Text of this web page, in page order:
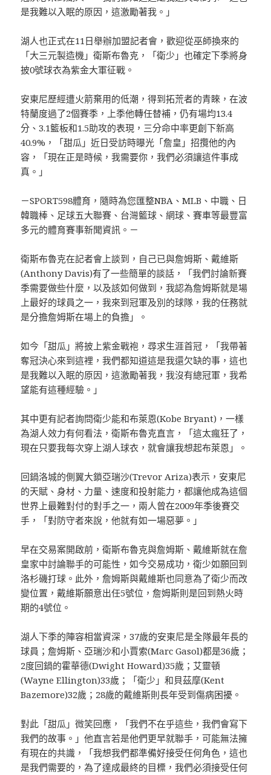
是我難以入眠的原因，這激勵著我。」
湖人也正式在11日舉辦加盟記者會，歡迎從巫師換來的
「大三元製造機」衛斯布魯克，「衛少」也確定下季將身
披0號球衣為紫金大軍征戰。
安東尼歷經遭火箭棄用的低潮，得到拓荒者的青睞，在波
特蘭度過了2個賽季，上季他轉任替補，仍有場均13.4
分、3.1籃板和1.5助攻的表現，三分命中率更創下新高
40.9%，「甜瓜」近日受訪時曝光「詹皇」招攬他的內
容，「現在正是時候，我需要你，我們必須讓這件事成
真。」
－SPORT598體育，隨時為您匯整NBA、MLB、中職、日
韓職棒、足球五大聯賽、台灣籃球、網球、賽車等最豐富
多元的體育賽事新聞資訊。－
衛斯布魯克在記者會上談到，自己已與詹姆斯、戴維斯
(Anthony Davis)有了一些簡單的談話，「我們討論新賽
季需要做些什麼，以及該如何做到，我認為詹姆斯就是場
上最好的球員之一，我來到冠軍及別的球隊，我的任務就
是分擔詹姆斯在場上的負擔」。
如今「甜瓜」將披上紫金戰袍，尋求生涯首冠，「我帶著
奪冠決心來到這裡，我們都知道這是我還欠缺的事，這也
是我難以入眠的原因，這激勵著我，我沒有總冠軍，我希
望能有這種經驗。」
其中更有記者詢問衛少能和布萊恩(Kobe Bryant)，一樣
為湖人效力有何看法，衛斯布魯克直言，「這太瘋狂了，
現在只要我每次穿上湖人球衣，就會讓我想起布萊恩」。
回鍋洛城的側翼大鎖亞瑞沙(Trevor Ariza)表示，安東尼
的天賦、身材、力量、速度和投射能力，都讓他成為這個
世界上最難對付的對手之一，兩人曾在2009年季後賽交
手，「對防守者來說，他就有如一場惡夢。」
早在交易案開啟前，衛斯布魯克與詹姆斯、戴維斯就在詹
皇家中討論聯手的可能性，如今交易成功，衛少如願回到
洛杉磯打球。此外，詹姆斯與戴維斯也同意為了衛少而改
變位置，戴維斯願意出任5號位，詹姆斯則是回到熱火時
期的4號位。
湖人下季的陣容相當資深，37歲的安東尼是全隊最年長的
球員；詹姆斯、亞瑞沙和小賈索(Marc Gasol)都是36歲；
2度回鍋的霍華德(Dwight Howard)35歲；艾靈頓
(Wayne Ellington)33歲；「衛少」和貝茲摩(Kent
Bazemore)32歲；28歲的戴維斯則長年受到傷病困擾。
對此「甜瓜」微笑回應，「我們不在乎這些，我們會寫下
我們的故事。」他直言若是他們更早就聯手，可能無法擁
有現在的共識，「我想我們都準備好接受任何角色，這也
是我們需要的，為了達成最終的目標，我們必須接受任何